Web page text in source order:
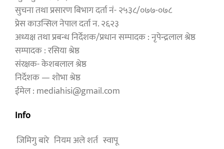
सुचना तथा प्रसारण बिभाग दर्ता नं- २५३८/०७७-०७८
प्रेस काउन्सिल नेपाल दर्ता न. २६२३
अध्यक्ष तथा प्रबन्ध निर्देशक/प्रधान सम्पादक : नृपेन्द्रलाल श्रेष्ठ
सम्पादक : रसिया श्रेष्ठ
संरक्षक- केशबलाल श्रेष्ठ
निर्देशक — शोभा श्रेष्ठ
ईमेल : mediahisi@gmail.com
Info
जिमिगु बारे नियम अले शर्त स्वापू